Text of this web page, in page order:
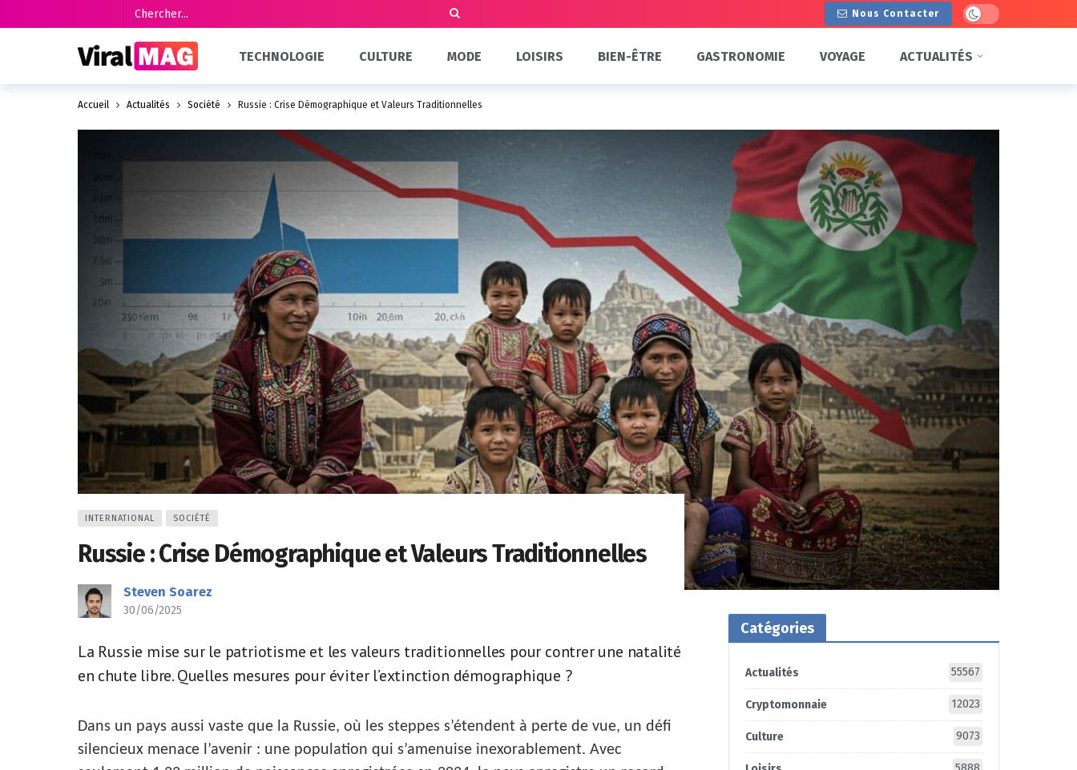
Nous Contacter Dark mode
TECHNOLOGIE CULTURE MODE LOISIRS BIEN-ÊTRE GASTRONOMIE VOYAGE ACTUALITÉS
Accueil Actualités Société Russie : Crise Démographique et Valeurs Traditionnelles
INTERNATIONAL SOCIÉTÉ
Russie : Crise Démographique et Valeurs Traditionnelles
Steven Soarez
30/06/2025
La Russie mise sur le patriotisme et les valeurs traditionnelles pour contrer une natalité
en chute libre. Quelles mesures pour éviter l’extinction démographique ?
Dans un pays aussi vaste que la Russie, où les steppes s’étendent à perte de vue, un défi
silencieux menace l’avenir : une population qui s’amenuise inexorablement. Avec
Catégories
Actualités 55567
Cryptomonnaie 12023
Culture 9073